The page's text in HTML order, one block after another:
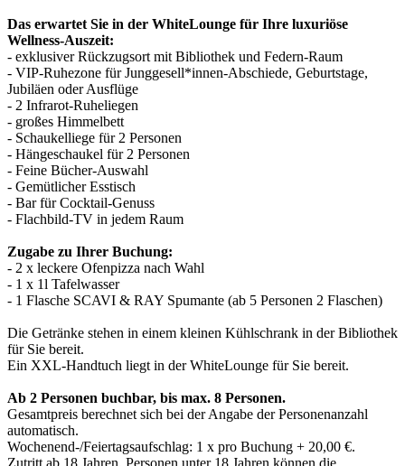
Das erwartet Sie in der WhiteLounge für Ihre luxuriöse
Wellness-Auszeit:
- exklusiver Rückzugsort mit Bibliothek und Federn-Raum
- VIP-Ruhezone für Junggesell*innen-Abschiede, Geburtstage,
Jubiläen oder Ausflüge
- 2 Infrarot-Ruheliegen
- großes Himmelbett
- Schaukelliege für 2 Personen
- Hängeschaukel für 2 Personen
- Feine Bücher-Auswahl
- Gemütlicher Esstisch
- Bar für Cocktail-Genuss
- Flachbild-TV in jedem Raum
Zugabe zu Ihrer Buchung:
- 2 x leckere Ofenpizza nach Wahl
- 1 x 1l Tafelwasser
- 1 Flasche SCAVI & RAY Spumante (ab 5 Personen 2 Flaschen)
Die Getränke stehen in einem kleinen Kühlschrank in der Bibliothek
für Sie bereit.
Ein XXL-Handtuch liegt in der WhiteLounge für Sie bereit.
Ab 2 Personen buchbar, bis max. 8 Personen.
Gesamtpreis berechnet sich bei der Angabe der Personenanzahl
automatisch.
Wochenend-/Feiertagsaufschlag: 1 x pro Buchung + 20,00 €.
Zutritt ab 18 Jahren. Personen unter 18 Jahren können die